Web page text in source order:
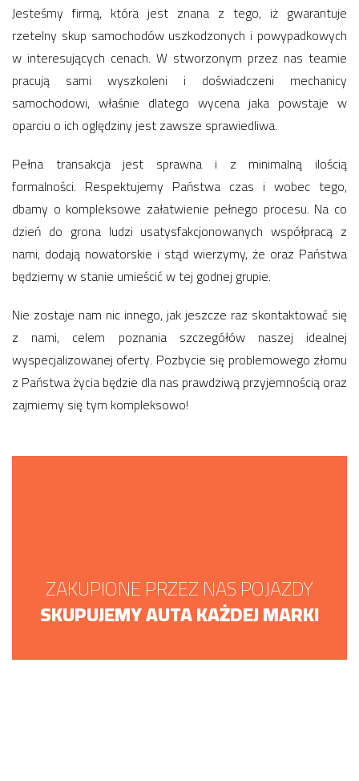
Jesteśmy firmą, która jest znana z tego, iż gwarantuje
rzetelny skup samochodów uszkodzonych i powypadkowych
w interesujących cenach. W stworzonym przez nas teamie
pracują sami wyszkoleni i doświadczeni mechanicy
samochodowi, właśnie dlatego wycena jaka powstaje w
oparciu o ich oględziny jest zawsze sprawiedliwa.
Pełna transakcja jest sprawna i z minimalną ilością
formalności. Respektujemy Państwa czas i wobec tego,
dbamy o kompleksowe załatwienie pełnego procesu. Na co
dzień do grona ludzi usatysfakcjonowanych współpracą z
nami, dodają nowatorskie i stąd wierzymy, że oraz Państwa
będziemy w stanie umieścić w tej godnej grupie.
Nie zostaje nam nic innego, jak jeszcze raz skontaktować się
z nami, celem poznania szczegółów naszej idealnej
wyspecjalizowanej oferty. Pozbycie się problemowego złomu
z Państwa życia będzie dla nas prawdziwą przyjemnością oraz
zajmiemy się tym kompleksowo!
ZAKUPIONE PRZEZ NAS POJAZDY
SKUPUJEMY AUTA KAŻDEJ MARKI